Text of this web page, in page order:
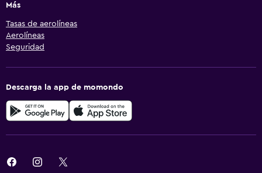
Más
Tasas de aerolíneas
Aerolíneas
Seguridad
Descarga la app de momondo